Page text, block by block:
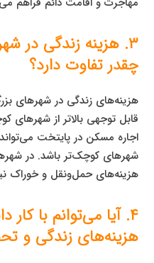
۳. هزینه زندگی در
چقدر تفاوت دارد؟
هزینه‌های زندگی در شهرهای
قابل توجهی بالاتر از شهرهای
اجاره مسکن در پایتخت می‌تواند
شهرهای کوچک‌تر باشد. در
هزینه‌های حمل‌ونقل و خوراک
۴. آیا می‌توانم با
هزینه‌های زندگی و